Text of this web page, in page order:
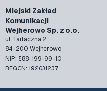
Miejski Zakład
Komunikacji
Wejherowo Sp. z o.o.
ul. Tartaczna 2
84-200 Wejherowo
NIP: 588-199-99-10
REGON: 192631237